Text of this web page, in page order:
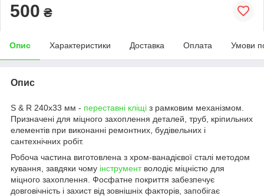
500 ₴
Опис Характеристики Доставка Оплата Умови
Опис
S & R 240х33 мм - переставні кліщі з рамковим механізмом.
Призначені для міцного захоплення деталей, труб, кріпильних
елементів при виконанні ремонтних, будівельних і
сантехнічних робіт.
Робоча частина виготовлена з хром-ванадієвої сталі методом
кування, завдяки чому інструментволодіє міцністю для
міцного захоплення. Фосфатне покриття забезпечує
довговічність і захист від зовнішніх факторів, запобігає